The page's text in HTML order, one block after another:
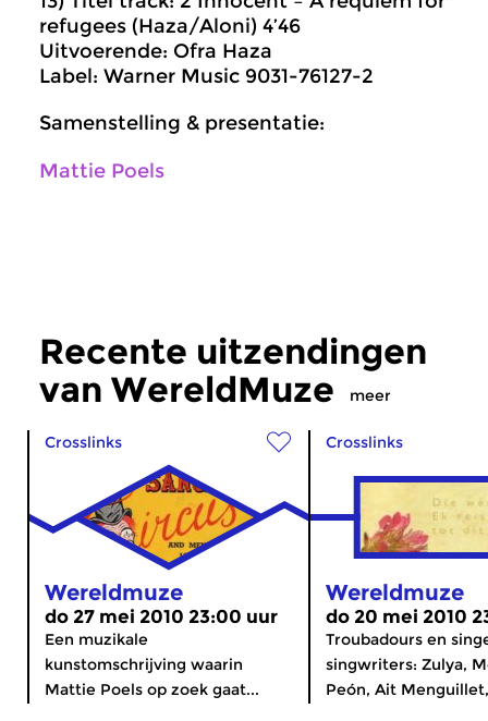
refugees (Haza/Aloni) 4’46
Uitvoerende: Ofra Haza
Label: Warner Music 9031-76127-2
Samenstelling & presentatie:
Mattie Poels
Recente uitzendingen
van WereldMuze
meer
Crosslinks
Wereldmuze
do 27 mei 2010 23:00 uur
Een muzikale
kunstomschrijving waarin
Mattie Poels op zoek gaat...
Crosslinks
Wereldmuze
do 20 mei 2010
Troubadours en
singwriters: Zulya,
Peón, Ait